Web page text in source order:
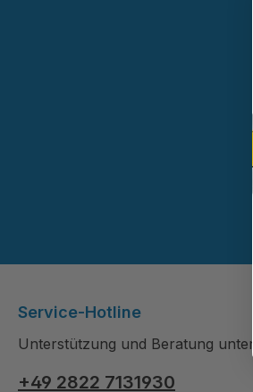
Service-Hotline
Unterstützung und Beratung unter:
+49 2822 7131930